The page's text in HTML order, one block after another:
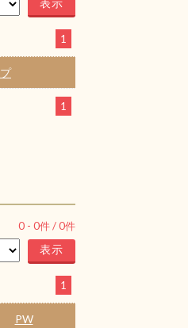
1
1
0 - 0件 /0件
1
PW